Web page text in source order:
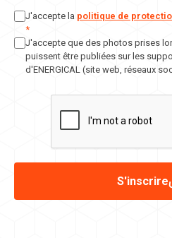
J'accepte la politique de
*
J'accepte que des photos prises
puissent être publiées sur les
d'ENERGICAL (site web, réseaux
S'inscrire